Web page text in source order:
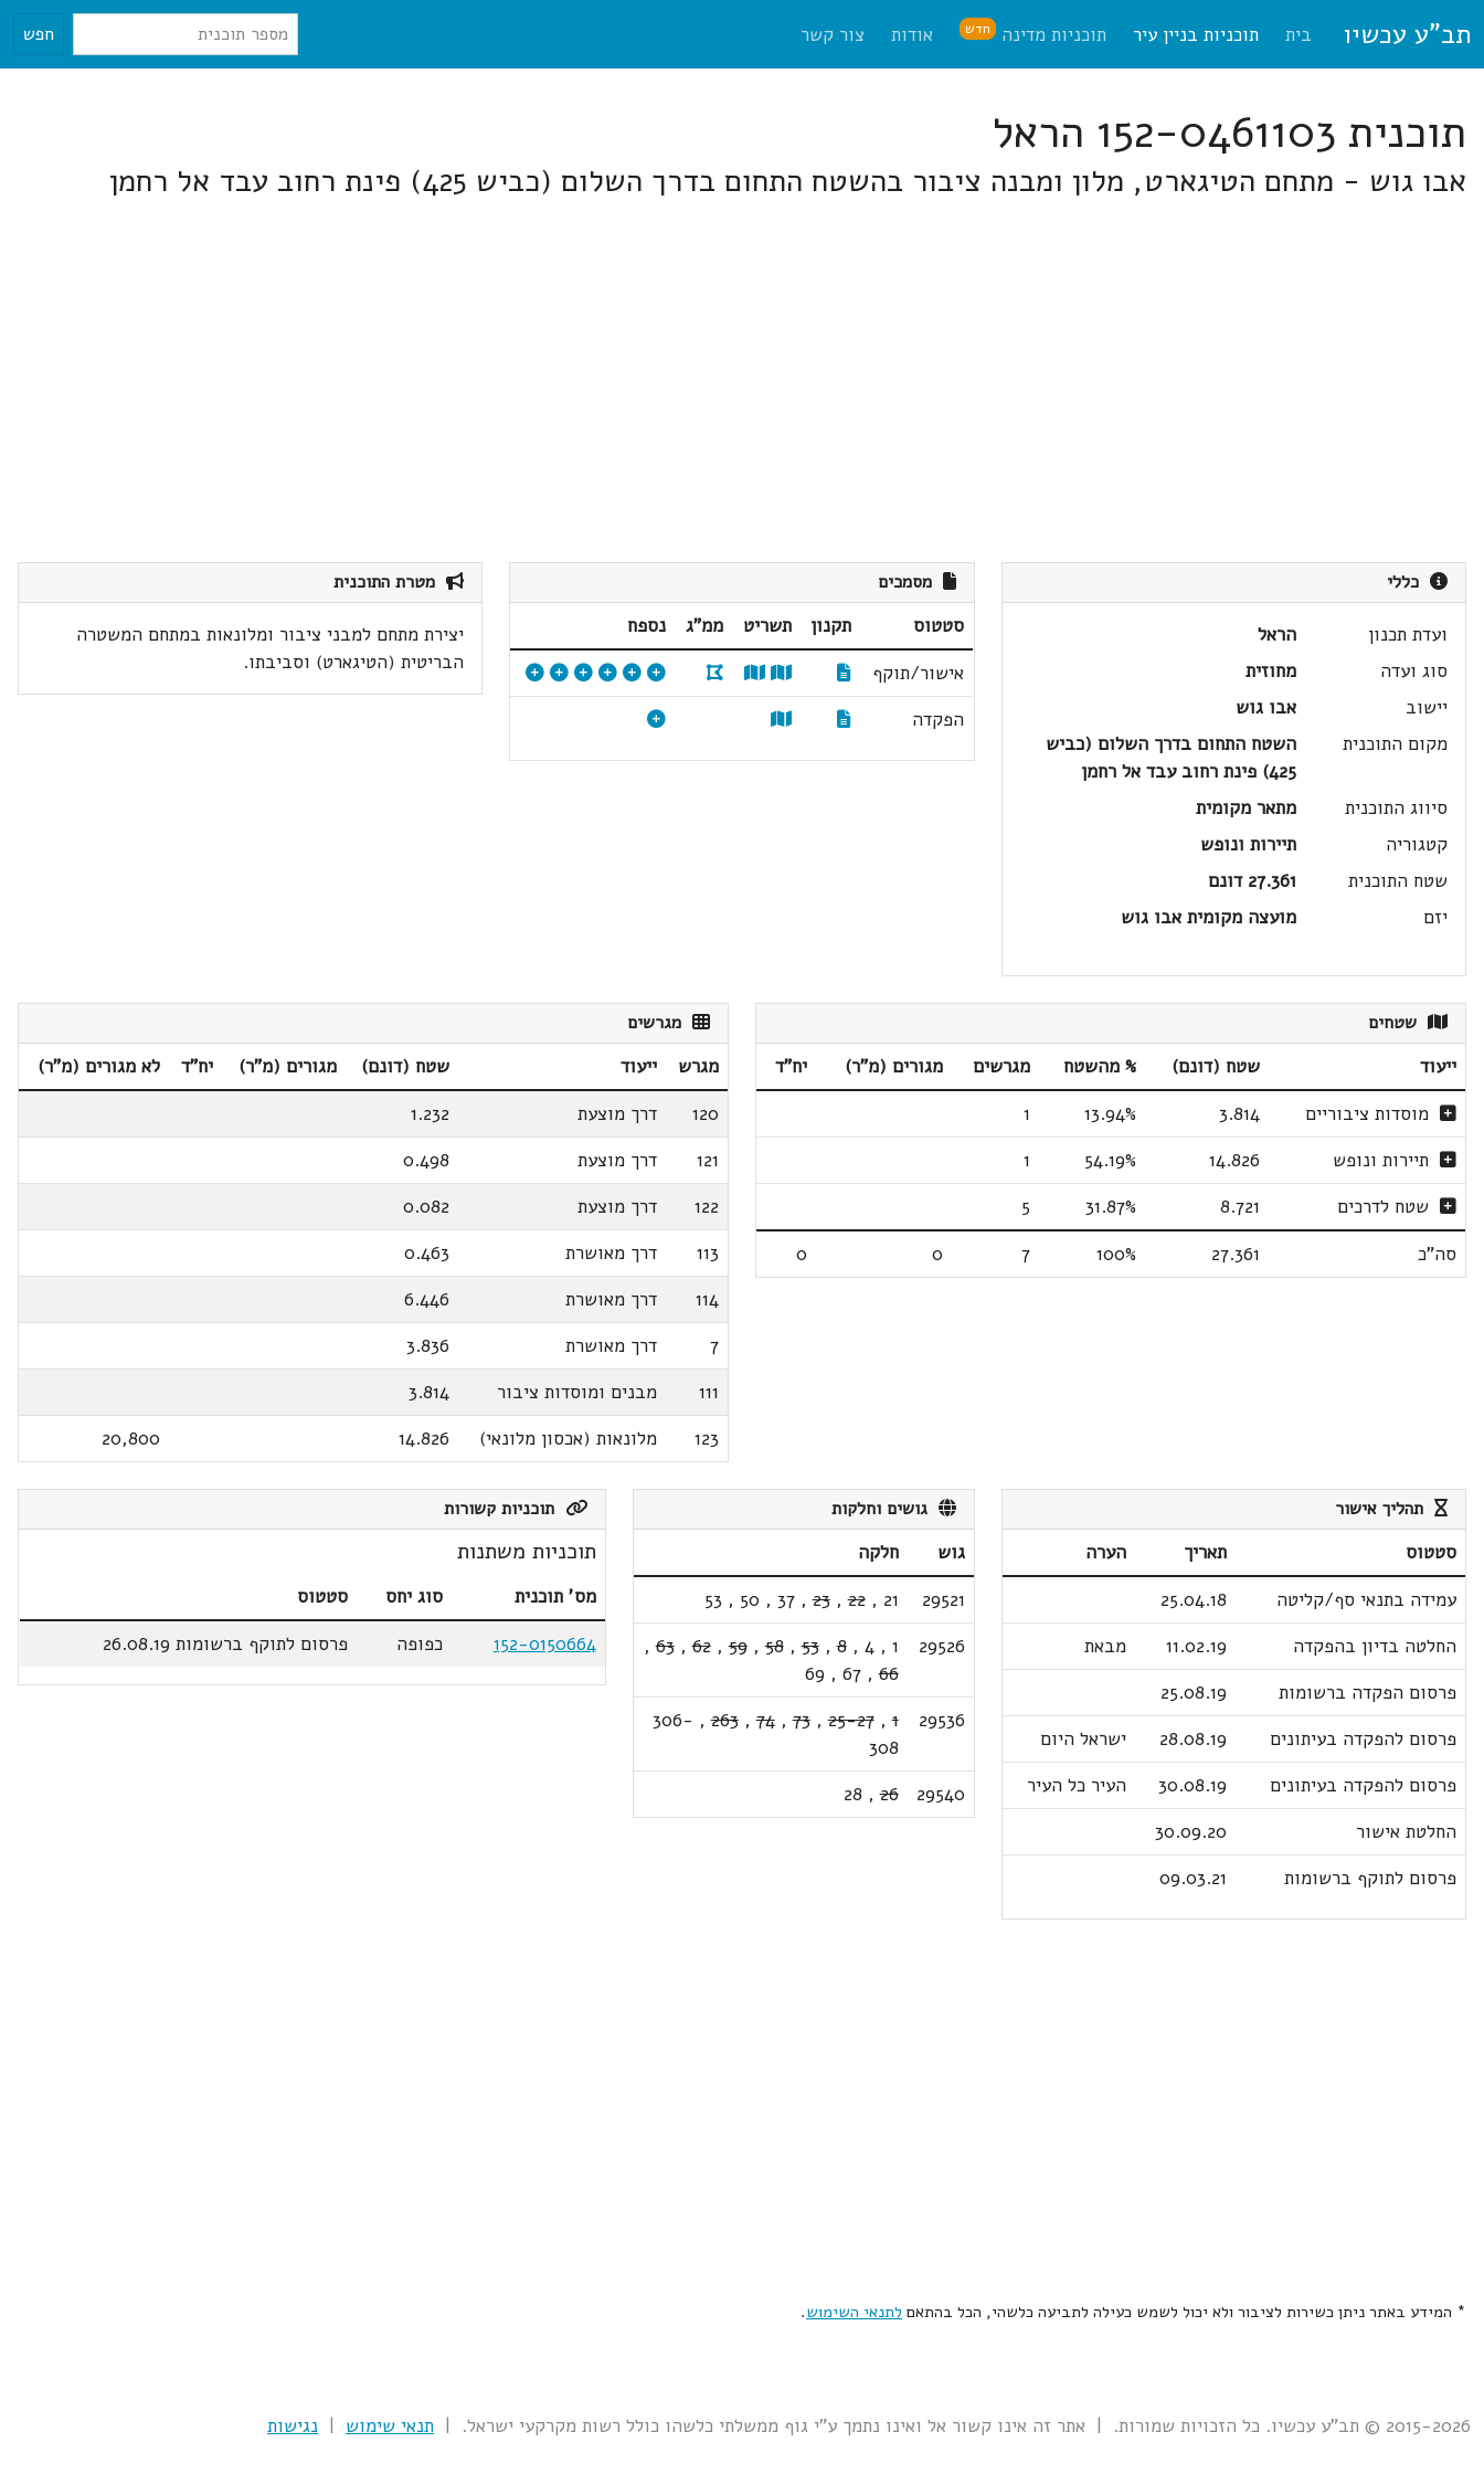
תב"ע עכשיו בית תוכניות בניין עיר תוכניות מדינה חדש אודות צור קשר חפש
תוכנית 152-0461103 הראל
אבו גוש - מתחם הטיגארט, מלון ומבנה ציבור בהשטח התחום בדרך השלום (כביש 425) פינת רחוב עבד אל רחמן
כללי
ועדת תכנון
הראל
סוג ועדה
מחוזית
יישוב
אבו גוש
מקום התוכנית
השטח התחום בדרך השלום (כביש
425) פינת רחוב עבד אל רחמן
סיווג התוכנית
מתאר מקומית
קטגוריה
תיירות ונופש
שטח התוכנית
27.361 דונם
יזם
מועצה מקומית אבו גוש
מסמכים
סטטוס תקנון תשריט ממ"ג
נספח
אישור/תוקף
הפקדה
מטרת התוכנית
יצירת מתחם למבני ציבור ומלונאות במתחם המשטרה
הבריטית (הטיגארט) וסביבתו.
שטחים
ייעוד שטח (דונם) % מהשטח מגרשים מגורים (מ"ר)
יח"ד
מוסדות ציבוריים
3.814
13.94%
1
תיירות ונופש
14.826
54.19%
1
שטח לדרכים
8.721
31.87%
5
סה"כ
27.361
100%
7
0
0
מגרשים
מגרש ייעוד שטח (דונם) מגורים (מ"ר) יח"ד
לא מגורים (מ"ר)
120
דרך מוצעת
1.232
121
דרך מוצעת
0.498
122
דרך מוצעת
0.082
113
דרך מאושרת
0.463
114
דרך מאושרת
6.446
7
דרך מאושרת
3.836
111
מבנים ומוסדות ציבור
3.814
123
מלונאות (אכסון מלונאי) 14.826
20,800
תהליך אישור
סטטוס תאריך
הערה
עמידה בתנאי סף/קליטה
25.04.18
החלטה בדיון בהפקדה
11.02.19
מבאת
פרסום הפקדה ברשומות
25.08.19
פרסום להפקדה בעיתונים
28.08.19
ישראל היום
פרסום להפקדה בעיתונים
30.08.19
העיר כל העיר
החלטת אישור
30.09.20
פרסום לתוקף ברשומות
09.03.21
גושים וחלקות
גוש
חלקה
29521
21
,
22
,
23
,
37
,
50
,
53
29526
1
,
4
,
8
,
53
,
58
,
59
,
62
,
63
,
66
,
67
,
69
29536
1
,
25-27
,
73
,
74
,
263
,
306-
308
29540
26
,
28
תוכניות קשורות
תוכניות משתנות
מס' תוכנית סוג יחס
סטטוס
152-0150664
כפופה פרסום לתוקף ברשומות 26.08.19
* המידע באתר ניתן כשירות לציבור ולא יכול לשמש כעילה לתביעה כלשהי, הכל בהתאם לתנאי השימוש.
2015-2026 © תב"ע עכשיו. כל הזכויות שמורות. | אתר זה אינו קשור אל ואינו נתמך ע"י גוף ממשלתי כלשהו כולל רשות מקרקעי ישראל. | תנאי שימוש | נגישות